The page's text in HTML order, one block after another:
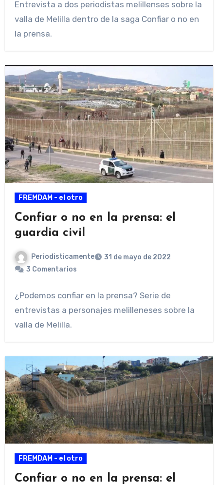
Entrevista a dos periodistas melillenses sobre la
valla de Melilla dentro de la saga Confiar o no en
la prensa.
FREMDAM - el otro
Confiar o no en la prensa: el
guardia civil
Periodisticamente
31 de mayo de 2022
3 Comentarios
¿Podemos confiar en la prensa? Serie de
entrevistas a personajes melilleneses sobre la
valla de Melilla.
FREMDAM - el otro
Confiar o no en la prensa: el